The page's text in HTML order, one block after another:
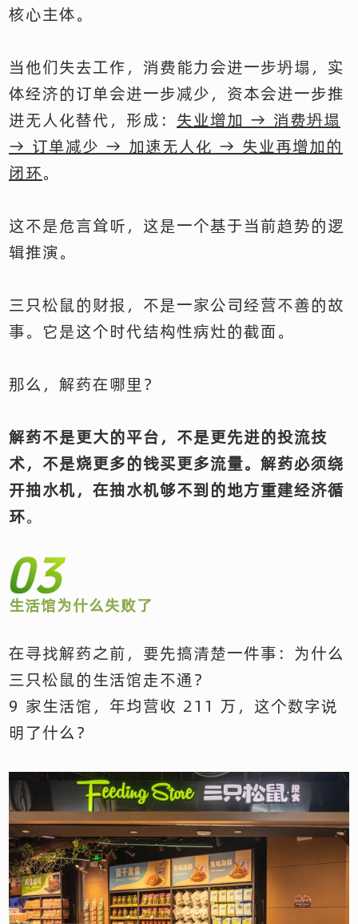
核心主体。
当他们失去工作，消费能力会进一步坍塌，实
体经济的订单会进一步减少，资本会进一步推
进无人化替代，形成： 失业增加 → 消费坍塌
→ 订单减少 → 加速无人化 → 失业再增加的
闭环。
这不是危言耸听，这是一个基于当前趋势的逻
辑推演。
三只松鼠的财报，不是一家公司经营不善的故
事。它是这个时代结构性病灶的截面。
那么，解药在哪里？
解药不是更大的平台，不是更先进的投流技
术，不是烧更多的钱买更多流量。解药必须绕
开抽水机，在抽水机够不到的地方重建经济循
环。
生活馆为什么失败了
在寻找解药之前，要先搞清楚一件事：为什么
三只松鼠的生活馆走不通？
9 家生活馆，年均营收 211 万，这个数字说
明了什么？